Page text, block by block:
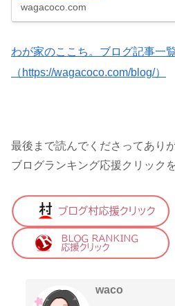
wagacoco.com
わが家のここち。ブログ記事一
（https://wagacoco.com/blog/）
最後まで読んでくださってあり
ブログランキング応援クリック
waco